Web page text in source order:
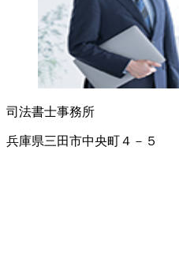
司法書士事務所
兵庫県三田市中央町４－５